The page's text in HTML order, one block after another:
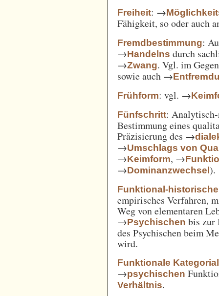
Freiheit: →
Fähigkeit, so oder auch
Fremdbestimmung:
→Handelns durch
→Zwang. Vgl. im
sowie auch →
Frühform: vgl. →
Fünfschritt:
Bestimmung eines
Präzisierung des →
→Umschlags von
→Keimform, →
→Dominanzwechsel).
Funktional-
empirisches Verfahren,
Weg von elementaren
→Psychischen bis zur
des Psychischen beim
wird.
Funktionale
→psychischen
Verhältnis.